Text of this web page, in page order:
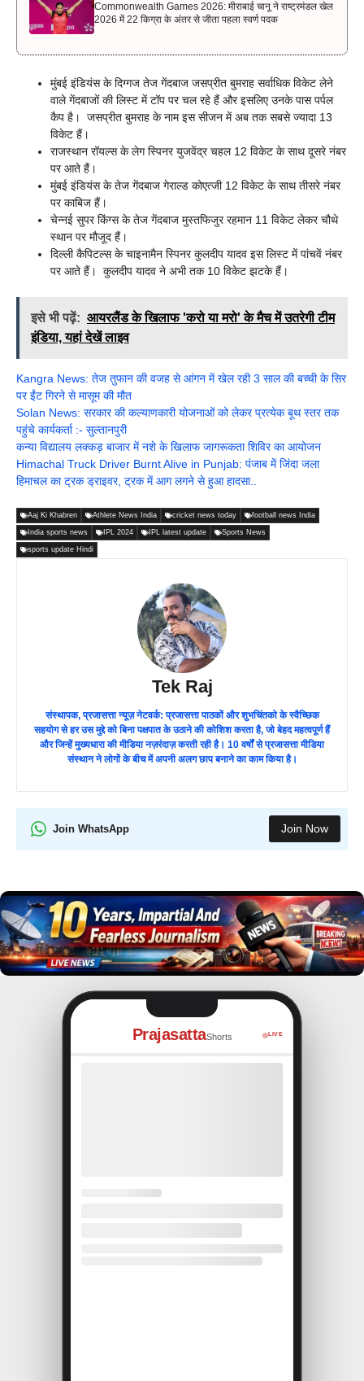
Commonwealth Games 2026: मीराबाई चानू ने राष्ट्रमंडल खेल
2026 में 22 किग्रा के अंतर से जीता पहला स्वर्ण पदक
मुंबई इंडियंस के दिग्गज तेज गेंदबाज जसप्रीत बुमराह सर्वाधिक विकेट लेने
वाले गेंदबाजों की लिस्ट में टॉप पर चल रहे हैं और इसलिए उनके पास पर्पल
कैप है। जसप्रीत बुमराह के नाम इस सीजन में अब तक सबसे ज्यादा 13
विकेट हैं।
राजस्थान रॉयल्स के लेग स्पिनर युजवेंद्र चहल 12 विकेट के साथ दूसरे नंबर
पर आते हैं।
मुंबई इंडियंस के तेज गेंदबाज गेराल्ड कोएत्जी 12 विकेट के साथ तीसरे नंबर
पर काबिज हैं।
चेन्नई सुपर किंग्स के तेज गेंदबाज मुस्तफिजुर रहमान 11 विकेट लेकर चौथे
स्थान पर मौजूद हैं।
दिल्ली कैपिटल्स के चाइनामैन स्पिनर कुलदीप यादव इस लिस्ट में पांचवें नंबर
पर आते हैं। कुलदीप यादव ने अभी तक 10 विकेट झटके हैं।
इसे भी पढ़ें: आयरलैंड के खिलाफ 'करो या मरो' के मैच में उतरेगी टीम
इंडिया, यहां देखें लाइव
Kangra News: तेज तुफान की वजह से आंगन में खेल रही 3 साल की बच्ची के सिर
पर ईंट गिरने से मासूम की मौत
Solan News: सरकार की कल्याणकारी योजनाओं को लेकर प्रत्येक बूथ स्तर तक
पहुंचे कार्यकर्ता :- सुल्तानपुरी
कन्या विद्यालय लक्कड़ बाजार में नशे के खिलाफ जागरूकता शिविर का आयोजन
Himachal Truck Driver Burnt Alive in Punjab: पंजाब में जिंदा जला
हिमाचल का ट्रक ड्राइवर, ट्रक में आग लगने से हुआ हादसा..
Aaj Ki Khabren Athlete News India cricket news today football news India
India sports news IPL 2024 IPL latest update Sports News
sports update Hindi
Tek Raj
संस्थापक, प्रजासत्ता न्यूज़ नेटवर्क: प्रजासत्ता पाठकों और शुभचिंतको के स्वैच्छिक
सहयोग से हर उस मुद्दे को बिना पक्षपात के उठाने की कोशिश करता है, जो बेहद महत्वपूर्ण हैं
और जिन्हें मुख्यधारा की मीडिया नज़रंदाज़ करती रही है। 10 वर्षों से प्रजासत्ता मीडिया
संस्थान ने लोगों के बीच में अपनी अलग छाप बनाने का काम किया है।
Join WhatsApp Join Now
PrajasattaShorts LIVE